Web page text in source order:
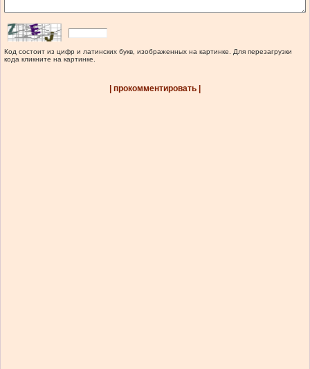
Код состоит из цифр и латинских букв, изображенных на картинке. Для перезагрузки
кода кликните на картинке.
| прокомментировать |